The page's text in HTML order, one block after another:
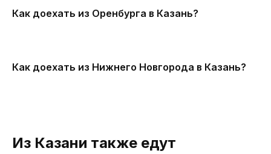
Как доехать из Оренбурга в Казань?
Как доехать из Нижнего Новгорода в Казань?
Из Казани также едут